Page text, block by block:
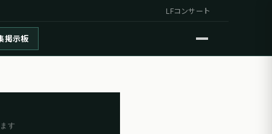
LFコンサート
掲示板
す